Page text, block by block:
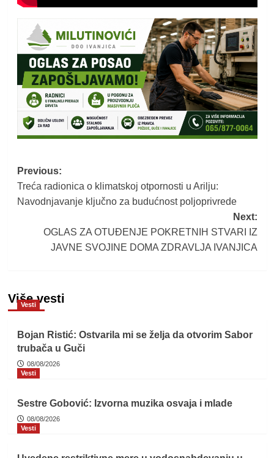
Post
navigation
Previous:
Treća radionica o klimatskoj otpornosti u Arilju:
Navodnjavanje ključno za budućnost poljoprivrede
Next:
OGLAS ZA OTUĐENJE POKRETNIH STVARI IZ
JAVNE SVOJINE DOMA ZDRAVLJA IVANJICA
Više vesti
Vesti
Bojan Ristić: Ostvarila mi se želja da otvorim Sabor
trubača u Guči
08/08/2026
Vesti
Sestre Gobović: Izvorna muzika osvaja i mlade
08/08/2026
Vesti